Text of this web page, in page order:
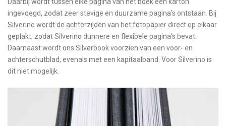
ingevoegd, zodat zeer stevige en duurzame pagina's ontstaan. Bij
Silverino wordt de achterzijden van het fotopapier direct op elkaar
geplakt, zodat Silverino dunnere en flexibele pagina's bevat.
Daarnaast wordt ons Silverbook voorzien van een voor- en
achterschutblad, evenals met een kapitaalband. Voor Silverino is
dit niet mogelijk.